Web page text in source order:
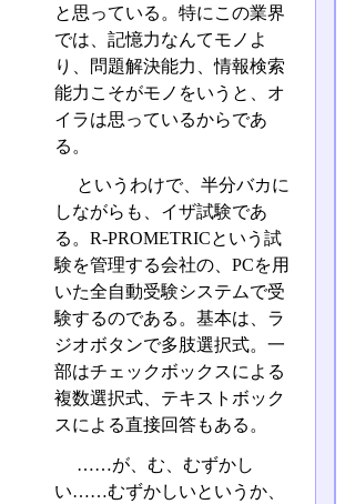
と思っている。特にこの業界
では、記憶力なんてモノよ
り、問題解決能力、情報検索
能力こそがモノをいうと、オ
イラは思っているからであ
る。
というわけで、半分バカに
しながらも、イザ試験であ
る。R-PROMETRICという試
験を管理する会社の、PCを用
いた全自動受験システムで受
験するのである。基本は、ラ
ジオボタンで多肢選択式。一
部はチェックボックスによる
複数選択式、テキストボック
スによる直接回答もある。
……が、む、むずかし
い……むずかしいというか、